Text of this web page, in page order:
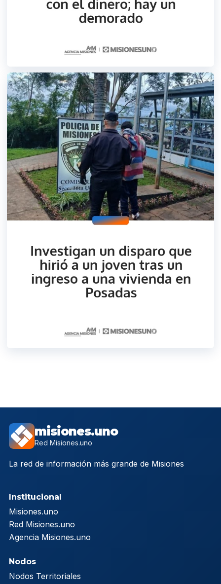
misiones.uno
Red Misiones.uno
La red de información más grande de Misiones
Institucional
Misiones.uno
Red Misiones.uno
Agencia Misiones.uno
Nodos
Nodos Territoriales